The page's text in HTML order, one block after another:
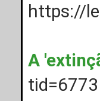
https://
A
tid=6773